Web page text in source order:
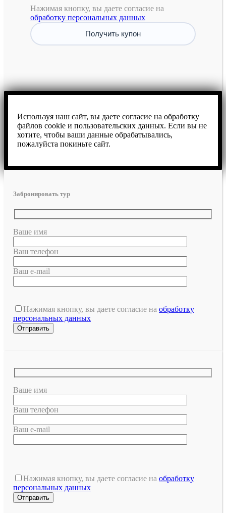
Нажимая кнопку, вы даете согласие на
обработку персональных данных
Используя наш сайт, вы даете согласие на обработку
файлов cookie и пользовательских данных. Если вы не
хотите, чтобы ваши данные обрабатывались,
пожалуйста покиньте сайт.
Забронировать тур
Ваше имя
Ваш телефон
Ваш e-mail
Нажимая кнопку, вы даете согласие на обработку
персональных данных
Ваше имя
Ваш телефон
Ваш e-mail
это
поле
пустым.
Нажимая кнопку, вы даете согласие на обработку
персональных данных